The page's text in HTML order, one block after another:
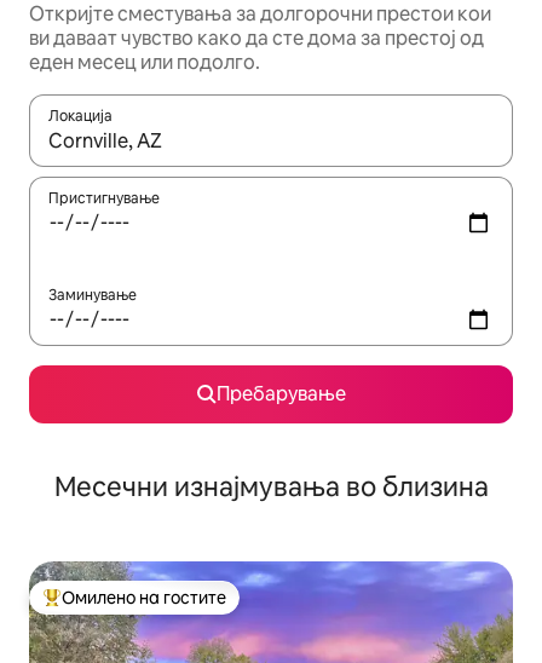
Откријте сместувања за долгорочни престои кои
ви даваат чувство како да сте дома за престој од
еден месец или подолго.
Локација
Кога резултатите се достапни, движете се со копчињата
Пристигнување
Заминување
Пребарување
Месечни изнајмувања во близина
Меѓу најуспешните „Омилени на гостите“
Омилено на гостите